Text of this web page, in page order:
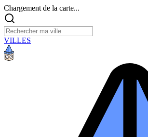
Chargement de la carte...
VILLES